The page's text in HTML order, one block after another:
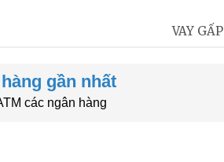
gần nhất
các ngân hàng
VAY GẤP